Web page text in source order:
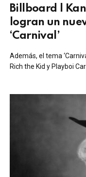
Billboard |
logran un
‘Carnival’
Además, el tema
Rich the Kid y Playboi